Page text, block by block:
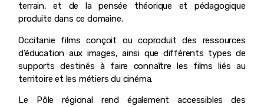
terrain, et de la pensée théorique et pédagogique
produite dans ce domaine.
Occitanie films conçoit ou coproduit des ressources
d’éducation aux images, ainsi que différents types de
supports destinés à faire connaître les films liés au
territoire et les métiers du cinéma.
Le Pôle régional rend également accessibles des